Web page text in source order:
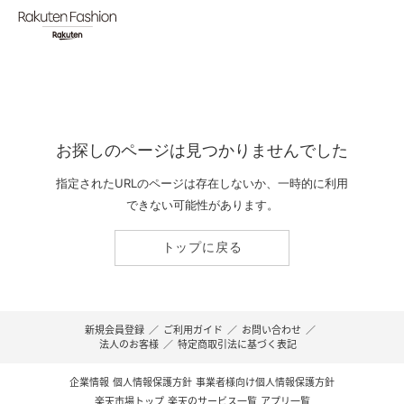
お探しのページは見つかりませんでした
指定されたURLのページは存在しないか、一時的に利用
できない可能性があります。
トップに戻る
新規会員登録 ／ ご利用ガイド ／ お問い合わせ ／
法人のお客様 ／ 特定商取引法に基づく表記
企業情報 個人情報保護方針 事業者様向け個人情報保護方針
楽天市場トップ 楽天のサービス一覧 アプリ一覧